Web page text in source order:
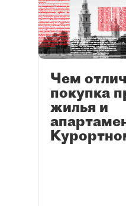
Чем
покупка
жилья и